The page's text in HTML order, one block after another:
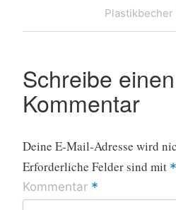
Next
Post
Schreibe einen
Kommentar
Deine E-Mail-Adresse wird
Erforderliche Felder sind mit *
Kommentar *